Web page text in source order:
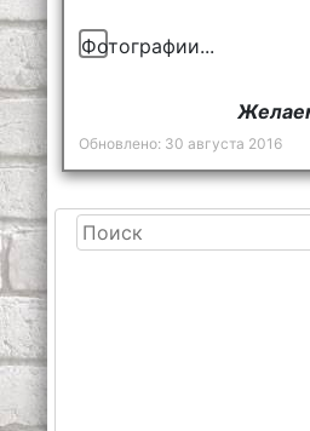
Фотографии...
Обновлено: 30 августа 2016